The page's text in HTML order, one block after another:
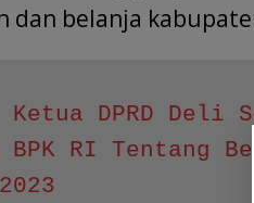
dan belanja
Ketua DPRD Deli
BPK RI Tentang